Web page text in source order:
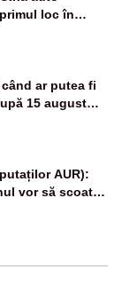
loc în
ar putea fi
15 august
AUR):
vor să scoată
pentru a stinge